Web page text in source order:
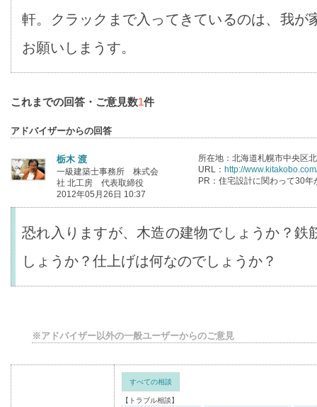
軒。クラックまで入ってきているのは、我が
お願いしまうす。
これまでの回答・ご意見数1件
アドバイザーからの回答
栃木 渡
一級建築士事務所 株式会
社 北工房 代表取締役
2012年05月26日 10:37
所在地：北海道札幌市中央区
URL： http://
PR：住宅設計に関わって30
恐れ入りますが、木造の建物でしょうか？鉄
しょうか？仕上げは何なのでしょうか？
※アドバイザー以外の一般ユーザーからのご意見
すべての相談
【トラブル相談】